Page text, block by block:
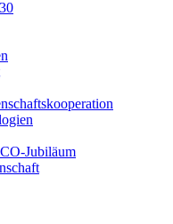
Jubiläum